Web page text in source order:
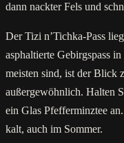
dann nackter Fels und
Der Tizi n’Tichka-Pass
asphaltierte Gebirgspass
meisten sind, ist der Blick
außergewöhnlich. Halten
ein Glas Pfefferminztee
kalt, auch im Sommer.